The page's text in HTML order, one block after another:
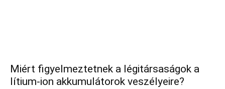
Miért figyelmeztetnek a légitársaságok a
lítium-ion akkumulátorok veszélyeire?